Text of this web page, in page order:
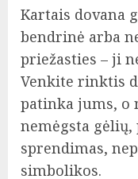
Kartais dovana
bendrinė arba
priežasties – ji
Venkite rinktis
patinka jums, o
nemėgsta gėlių,
sprendimas,
simbolikos.